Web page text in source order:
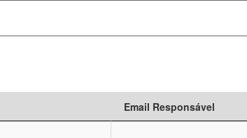
Email Responsável